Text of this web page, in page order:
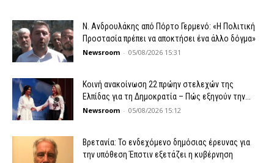
N. Ανδρουλάκης από Πόρτο Γερμενό: «Η Πολιτική
Προστασία πρέπει να αποκτήσει ένα άλλο δόγμα»
Newsroom - 05/08/2026 15:31
Κοινή ανακοίνωση 22 πρώην στελεχών της
Ελπίδας για τη Δημοκρατία – Πώς εξηγούν την...
Newsroom - 05/08/2026 15:12
Βρετανία: Το ενδεχόμενο δημόσιας έρευνας για
την υπόθεση Έπστιν εξετάζει η κυβέρνηση